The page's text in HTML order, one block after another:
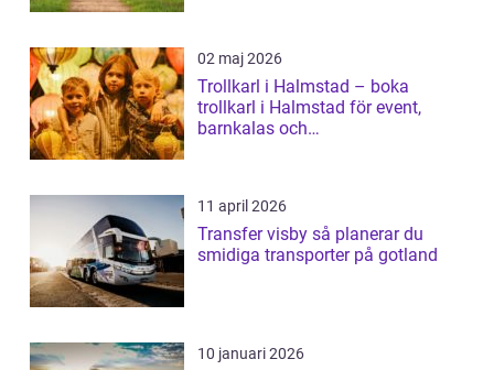
02 maj 2026
Trollkarl i Halmstad – boka
trollkarl i Halmstad för event,
barnkalas och
11 april 2026
Transfer visby så planerar du
smidiga transporter på gotland
10 januari 2026